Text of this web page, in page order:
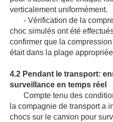
verticalement uniformément.
- Vérification de la
choc simulés ont été
confirmer que la
était dans la plage
4.2 Pendant le transport:
surveillance en temps réel
Compte tenu des
la compagnie de transport a
chocs sur le camion pour